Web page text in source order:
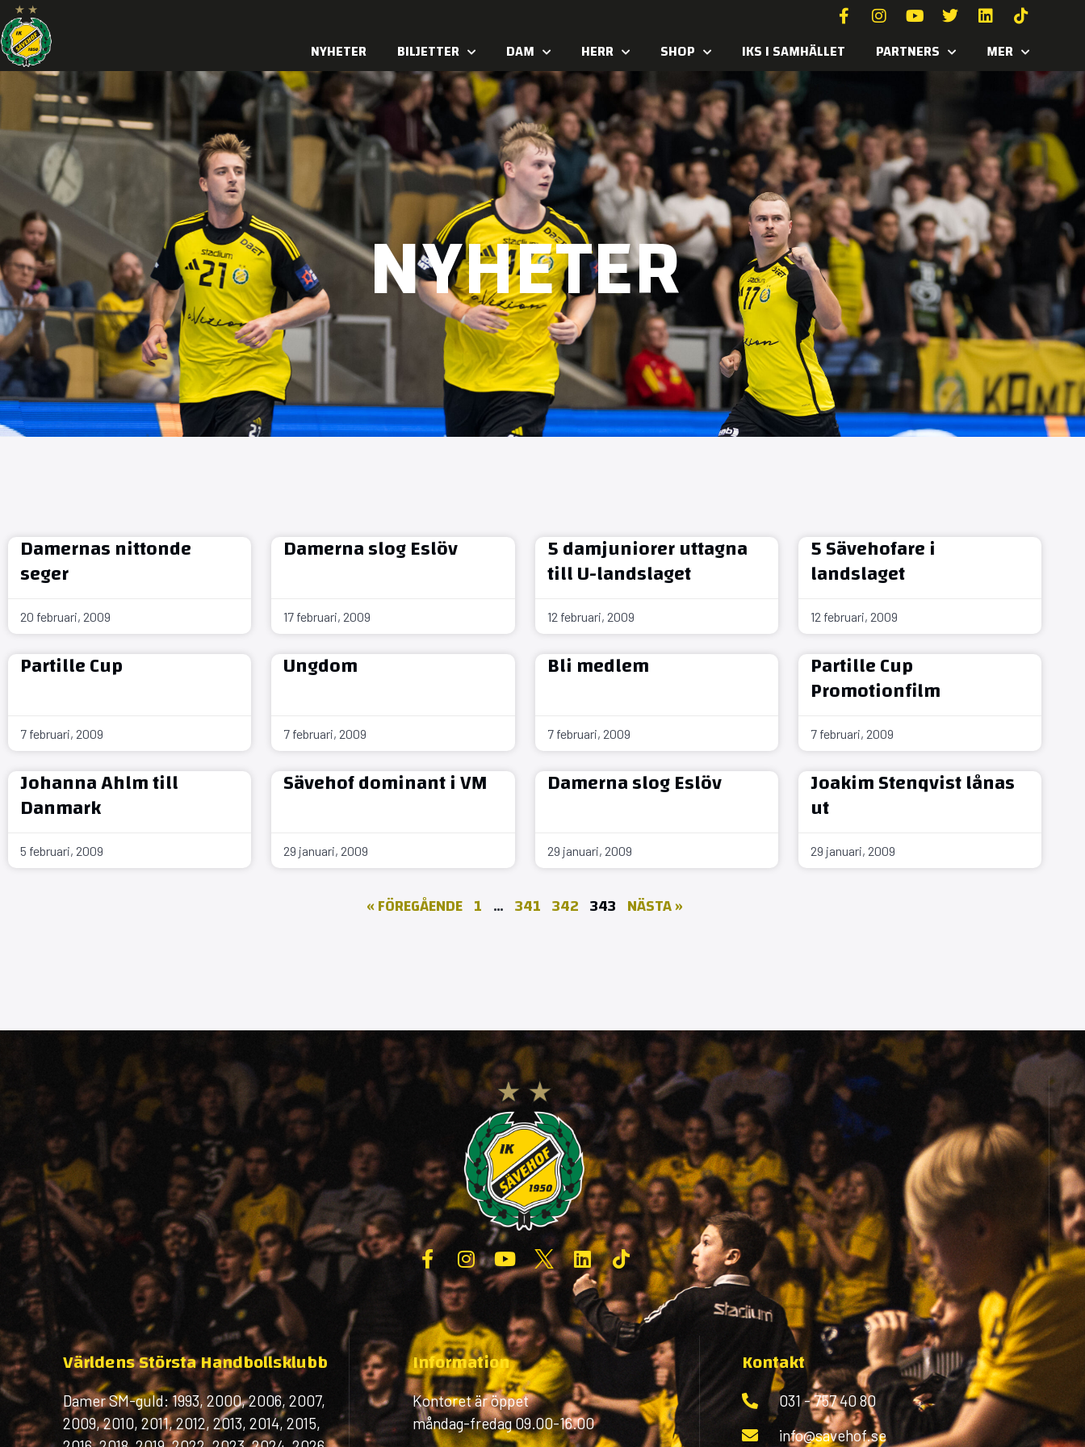
NYHETER BILJETTER DAM HERR SHOP IKS I SAMHÄLLET PARTNERS MER
NYHETER
Damernas nittonde
seger
20 februari, 2009
Damerna slog Eslöv
17 februari, 2009
5 damjuniorer uttagna
till U-landslaget
12 februari, 2009
5 Sävehofare i
landslaget
12 februari, 2009
Partille Cup
7 februari, 2009
Ungdom
7 februari, 2009
Bli medlem
7 februari, 2009
Partille Cup
Promotionfilm
7 februari, 2009
Johanna Ahlm till
Danmark
5 februari, 2009
Sävehof dominant i VM
29 januari, 2009
Damerna slog Eslöv
29 januari, 2009
Joakim Stenqvist lånas
ut
29 januari, 2009
« FÖREGÅENDE 1 … 341 342 343 NÄSTA »
Världens Största Handbollsklubb
Damer SM-guld: 1993, 2000, 2006, 2007,
2009, 2010, 2011, 2012, 2013, 2014, 2015,
Information
Kontoret är öppet
måndag-fredag 09.00-16.00
Kontakt
031 - 757 40 80
info@savehof.se